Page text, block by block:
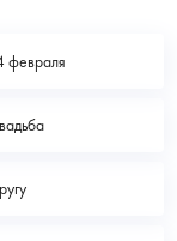
февраля